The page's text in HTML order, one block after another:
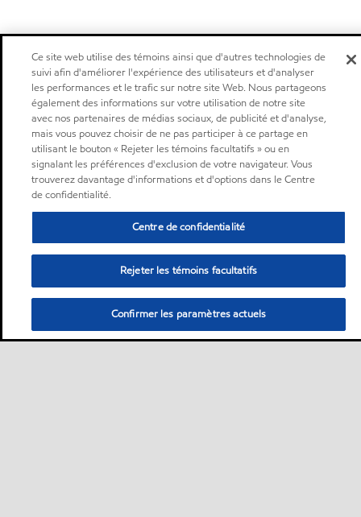
Ce site web utilise des témoins ainsi que d'autres technologies de
suivi afin d'améliorer l'expérience des utilisateurs et d'analyser
les performances et le trafic sur notre site Web. Nous partageons
également des informations sur votre utilisation de notre site
avec nos partenaires de médias sociaux, de publicité et d'analyse,
mais vous pouvez choisir de ne pas participer à ce partage en
utilisant le bouton « Rejeter les témoins facultatifs » ou en
signalant les préférences d'exclusion de votre navigateur. Vous
trouverez davantage d'informations et d'options dans le Centre
de confidentialité.
Centre de confidentialité
Rejeter les témoins facultatifs
Confirmer les paramètres actuels